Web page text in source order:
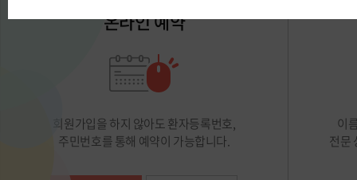
온라인 예약
회원가입을 하지 않아도 환자등록번호,
주민번호를 통해 예약이 가능합니다.
이
전문